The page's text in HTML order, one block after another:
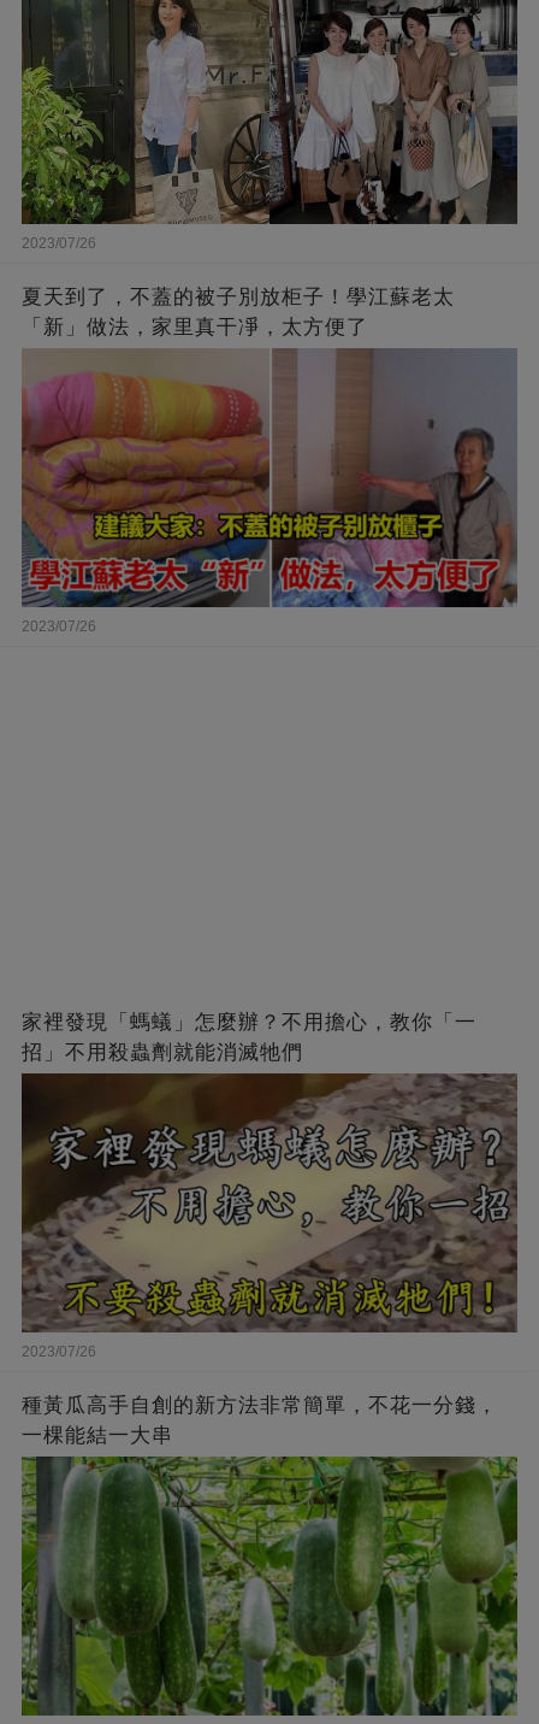
2023/07/26
夏天到了，不蓋的被子別放柜子！學江蘇老太
「新」做法，家里真干凈，太方便了
2023/07/26
家裡發現「螞蟻」怎麼辦？不用擔心，教你「一
招」不用殺蟲劑就能消滅牠們
2023/07/26
種黃瓜高手自創的新方法非常簡單，不花一分錢，
一棵能結一大串